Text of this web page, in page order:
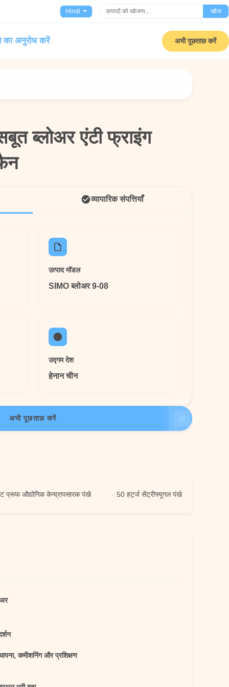
Hindi खोज
का अनुरोध करें अभी पूछताछ करें
ब्लोअर एंटी फ्राइंग
ब्लोअर एंटी फ्राइंग
व्यापारिक संपत्तियाँ
उत्पाद मॉडल
SIMO ब्लोअर 9-08
उद्गम देश
हेनान चीन
अभी पूछताछ करें
औद्योगिक केन्द्रापसारक पंखे 50 हर्ट्ज सेंट्रीफ्यूगल पंखे
कमीशनिंग और प्रशिक्षण